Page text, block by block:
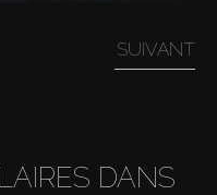
SUIVANT
DANS